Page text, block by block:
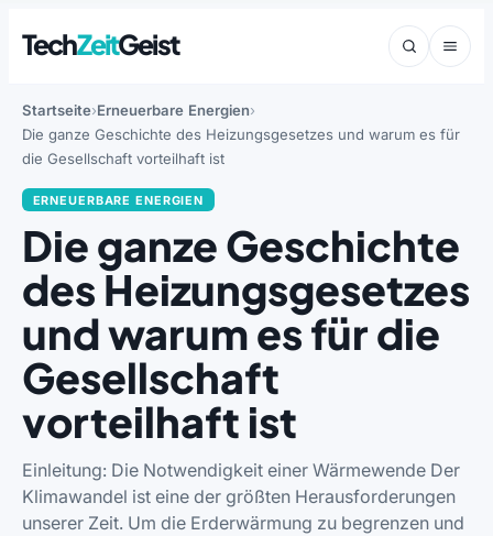
TechZeitGeist
Startseite Erneuerbare Energien
Die ganze Geschichte des Heizungsgesetzes und warum es für
die Gesellschaft vorteilhaft ist
ERNEUERBARE ENERGIEN
Die ganze Geschichte
des Heizungsgesetzes
und warum es für die
Gesellschaft
vorteilhaft ist
Einleitung: Die Notwendigkeit einer Wärmewende Der
Klimawandel ist eine der größten Herausforderungen
unserer Zeit. Um die Erderwärmung zu begrenzen und